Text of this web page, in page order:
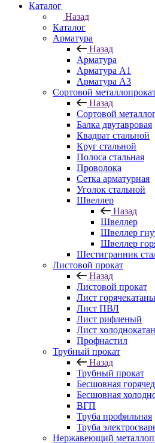
Каталог
Назад
Каталог
Арматура
Назад
Арматура
Арматура A1
Арматура А3
Сортовой
Назад
Сортовой
Балка двутавровая
Квадрат стальной
Круг стальной
Полоса стальная
Проволока
Сетка арматурная
Уголок стальной
Швеллер
Назад
Швеллер
Швеллер
Швеллер
Шестигранник
Листовой прокат
Назад
Листовой прокат
Лист
Лист ПВЛ
Лист рифленый
Лист
Профнастил
Трубный прокат
Назад
Трубный прокат
Бесшовная
Бесшовная
ВГП
Труба профильная
Труба
Нержавеющий